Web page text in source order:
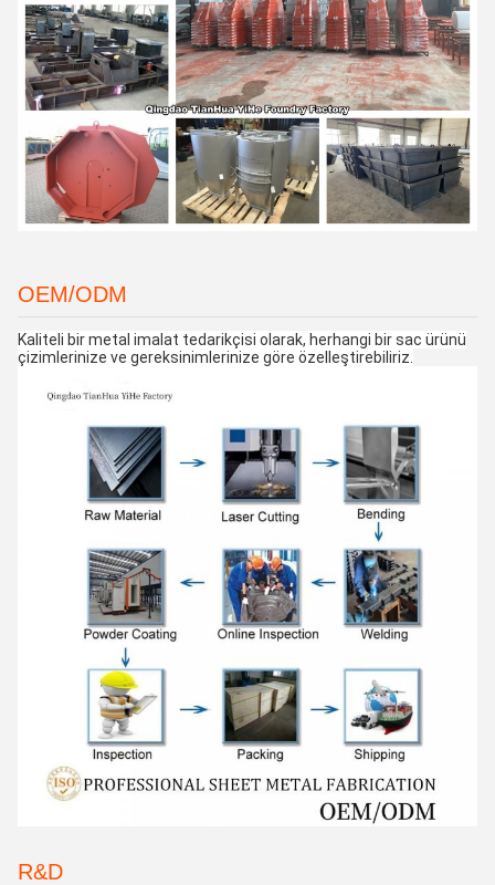
OEM/ODM
Kaliteli bir metal imalat tedarikçisi olarak, herhangi bir sac ürünü
çizimlerinize ve gereksinimlerinize göre özelleştirebiliriz.
R&D